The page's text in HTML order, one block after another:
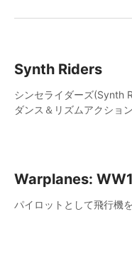
Synth Riders
シンセライダーズ(Synth
ダンス＆リズムアクショ
Warplanes:
パイロットとして飛行機